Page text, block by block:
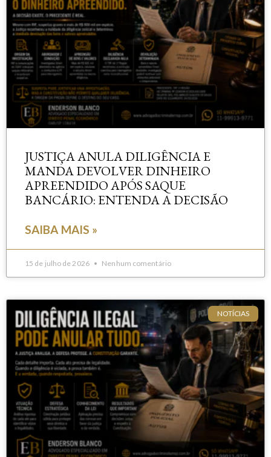
JUSTIÇA ANULA DILIGÊNCIA E
MANDA DEVOLVER DINHEIRO
APREENDIDO APÓS SAQUE
BANCÁRIO: ENTENDA A DECISÃO
SAIBA MAIS »
15 de julho de 2026 Nenhum comentário
NOTÍCIAS